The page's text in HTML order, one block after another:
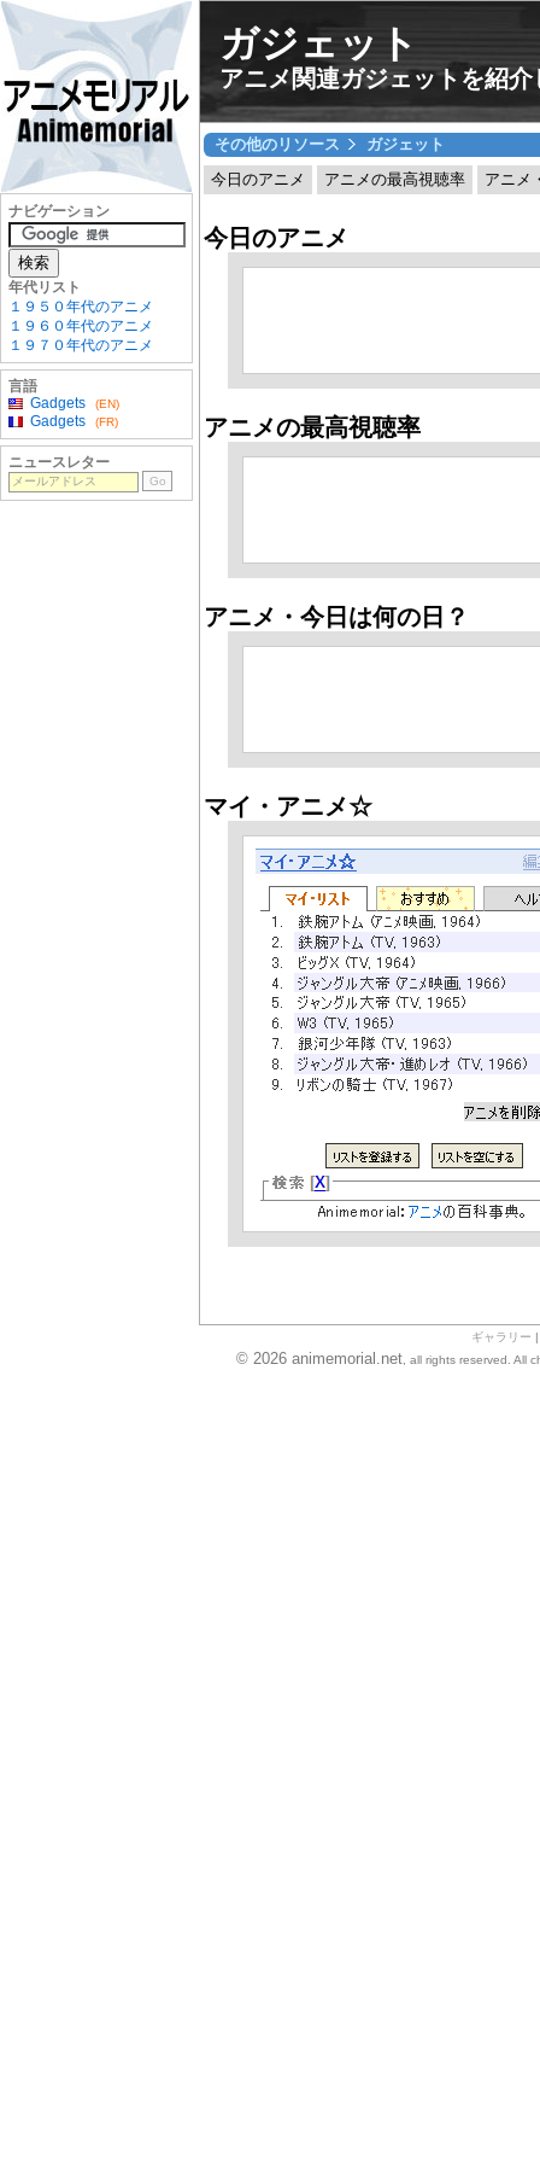
ガジェット
アニメ関連ガジェットを紹介
その他のリソース
ガジェット
今日のアニメ
アニメの最高視聴率 アニメ
今日のアニメ
アニメの最高視聴率
アニメ・今日は何の日？
マイ・アニメ☆
ギャラリー
ナビゲーション
年代リスト
１９５０年代のアニメ
１９６０年代のアニメ
１９７０年代のアニメ
言語
Gadgets
(EN)
Gadgets (FR)
ニュースレター
© 2026 animemorial.net , all rights reserved. All